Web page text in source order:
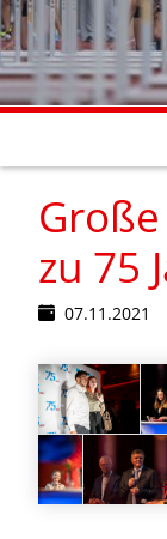
zu 75
07.11.2021